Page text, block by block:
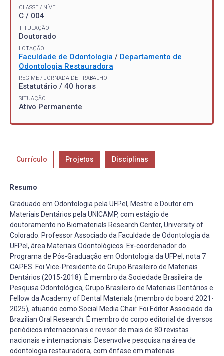
CLASSE / NÍVEL
C / 004
TITULAÇÃO
Doutorado
LOTAÇÃO
Faculdade de Odontologia / Departamento de
Odontologia Restauradora
REGIME / JORNADA DE TRABALHO
Estatutário / 40 horas
SITUAÇÃO
Ativo Permanente
Currículo Projetos Disciplinas
Resumo
Graduado em Odontologia pela UFPel, Mestre e Doutor em
Materiais Dentários pela UNICAMP, com estágio de
doutoramento no Biomaterials Research Center, University of
Colorado. Professor Associado da Faculdade de Odontologia da
UFPel, área Materiais Odontológicos. Ex-coordenador do
Programa de Pós-Graduação em Odontologia da UFPel, nota 7
CAPES. Foi Vice-Presidente do Grupo Brasileiro de Materiais
Dentários (2015-2018). É membro da Sociedade Brasileira de
Pesquisa Odontológica, Grupo Brasileiro de Materiais Dentários e
Fellow da Academy of Dental Materials (membro do board 2021-
2025), atuando como Social Media Chair. Foi Editor Associado da
Brazilian Oral Research. É membro do corpo editorial de diversos
periódicos internacionais e revisor de mais de 80 revistas
nacionais e internacionais. Desenvolve pesquisa na área de
odontologia restauradora, com ênfase em materiais